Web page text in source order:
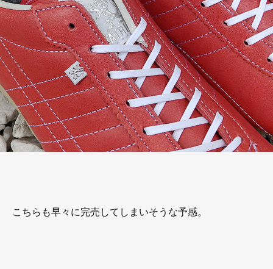
こちらも早々に完売してしまいそうな予感。